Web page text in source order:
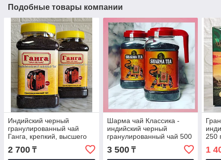
Подобные товары компании
Индийский черный
гранулированный чай
Ганга, крепкий, высшего
сорта, без красителей,
500 гр
2 700 ₸
Шарма чай Классика -
индийский черный
гранулированный чай 500
3 500₸
250
1